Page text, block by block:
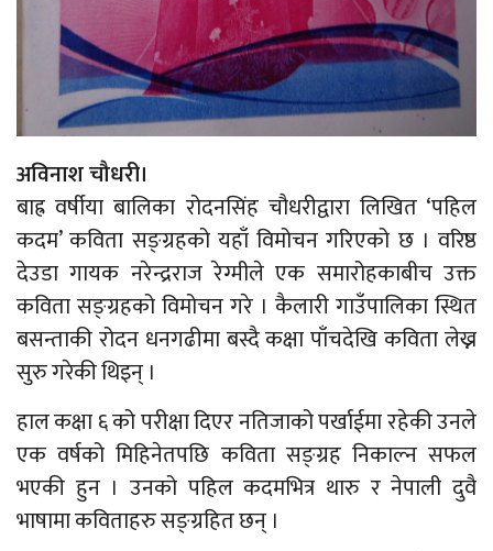
अविनाश चौधरी।
बाह्र वर्षीया बालिका रोदनसिंह चौधरीद्वारा लिखित ‘पहिल
कदम’ कविता सङ्ग्रहको यहाँ विमोचन गरिएको छ । वरिष्ठ
देउडा गायक नरेन्द्रराज रेग्मीले एक समारोहकाबीच उक्त
कविता सङ्ग्रहको विमोचन गरे । कैलारी गाउँपालिका स्थित
बसन्ताकी रोदन धनगढीमा बस्दै कक्षा पाँचदेखि कविता लेख्न
सुरु गरेकी थिइन् ।
हाल कक्षा ६ को परीक्षा दिएर नतिजाको पर्खाईमा रहेकी उनले
एक वर्षको मिहिनेतपछि कविता सङ्ग्रह निकाल्न सफल
भएकी हुन । उनको पहिल कदमभित्र थारु र नेपाली दुवै
भाषामा कविताहरु सङ्ग्रहित छन् ।